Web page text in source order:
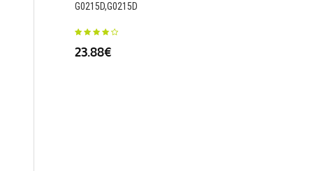
G0215D,G0215D
23.88€